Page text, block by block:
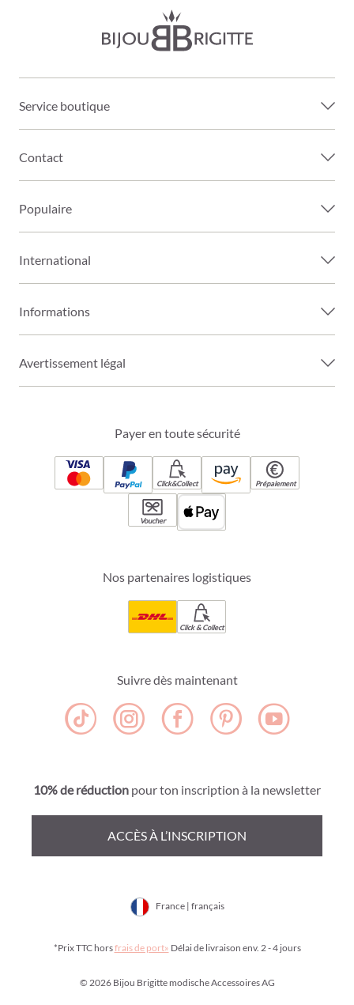
Service boutique
Contact
Populaire
International
Informations
Avertissement légal
Payer en toute sécurité
Click&Collect Prépaiement
Voucher
Nos partenaires logistiques
Click & Collect
Suivre dès maintenant
10% de réduction pour ton inscription à la newsletter
ACCÈS À L’INSCRIPTION
France | français
*Prix TTC horsfrais de port» Délai de livraison env. 2 - 4 jours
© 2026 Bijou Brigitte modische Accessoires AG